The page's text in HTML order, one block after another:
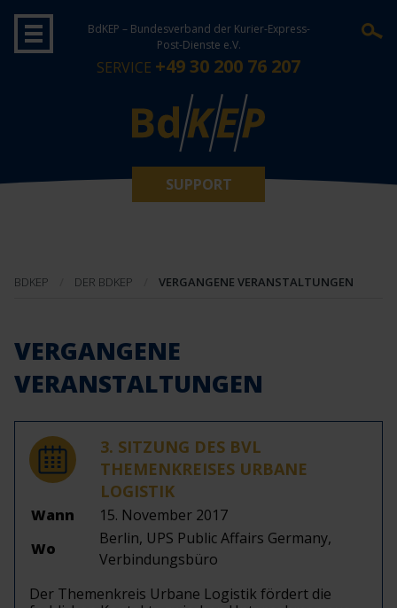
BdKEP – Bundesverband der Kurier-Express-
Post-Dienste e.V.
SERVICE +49 30 200 76 207
SUPPORT
BDKEP DER BDKEP VERGANGENE VERANSTALTUNGEN
VERGANGENE
VERANSTALTUNGEN
3. SITZUNG DES BVL
THEMENKREISES URBANE
LOGISTIK
Wann
15. November 2017
Wo
Berlin, UPS Public Affairs Germany,
Verbindungsbüro
Der Themenkreis Urbane Logistik fördert die